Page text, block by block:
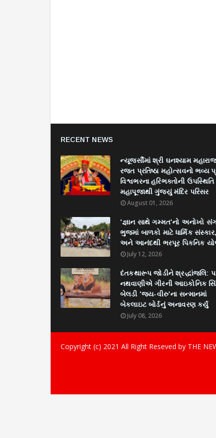
RECENT NEWS
ન્યૂજર્સીમાં શ્રી ઘનશ્યામ મહારાજ
રજત પ્રતિષ્ઠા મહોત્સવનો ભવ્ય
વિશ્વભરના હરિભક્તોની
મહાપૂજાથી ગુંજ્યું મંદિર પરિસર
August 01, 2026
'જ્ઞાન સાથે ગમ્મત'નો અનોખો
ભુજમાં બાળકો માટે ધાર્મિક
અને આનંદથી ભરપૂર પિકનિક
July 12, 2026
દંતકથારૂપ જોડીને શ્રદ્ધાંજલિ:
નથવાણીએ ગીરની આઇકોનિક
બેલડી 'જય-વીરુ'ના સન્માનમાં
બેકલાઇટ બોર્ડનું અનાવરણ કર્યું
July 08, 2026
Copyright (c) 2021 All Right Reseved by THE